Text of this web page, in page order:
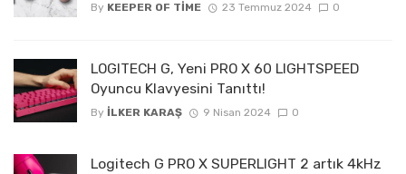
By KEEPER OF TIME 23 Temmuz 2024 0
LOGITECH G, Yeni PRO X 60 LIGHTSPEED
Oyuncu Klavyesini Tanıttı!
By İLKER KARAŞ 9 Nisan 2024 0
Logitech G PRO X SUPERLIGHT 2 artık 4kHz